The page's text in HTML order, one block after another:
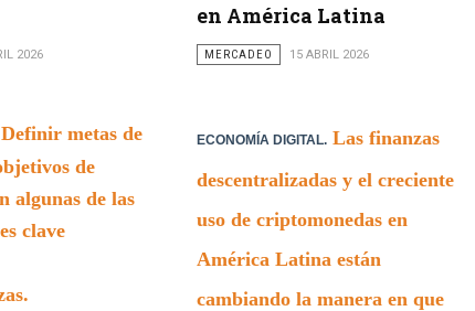
2026
Definir metas de
de
algunas de las
clave
en América Latina
MERCADEO 15 ABRIL 2026
ECONOMÍA DIGITAL.Las finanzas
descentralizadas y el creciente
uso de criptomonedas en
América Latina están
cambiando la manera en que